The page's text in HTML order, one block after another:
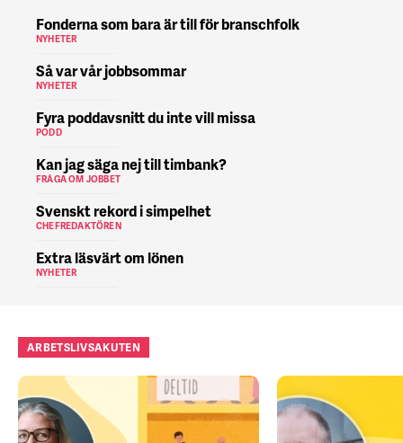
Fonderna som bara är till för branschfolk
NYHETER
Så var vår jobbsommar
NYHETER
Fyra poddavsnitt du inte vill missa
PODD
Kan jag säga nej till timbank?
FRÅGA OM JOBBET
Svenskt rekord i simpelhet
CHEFREDAKTÖREN
Extra läsvärt om lönen
NYHETER
ARBETSLIVSAKUTEN